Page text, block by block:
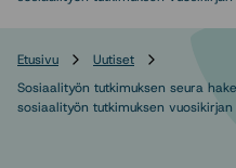
Etusivu
Uutiset
Sosiaalityön tutkimuksen seura
sosiaalityön tutkimuksen